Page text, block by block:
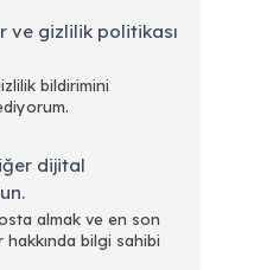
ve gizlilik politikası
bildirimini
dijital
almak ve en son
bilgi sahibi